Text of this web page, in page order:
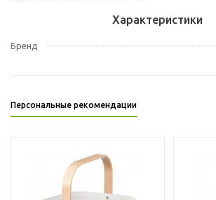
Характеристики
Бренд
Персональные рекомендации